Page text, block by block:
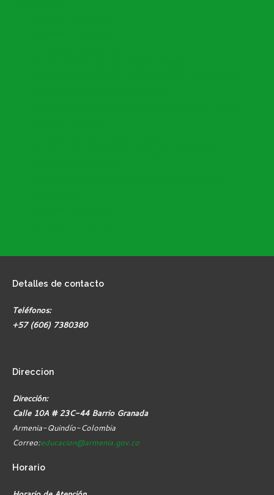
Detalles de contacto
Teléfonos:
+57 (606) 7380380
Direccion
Dirección:
Calle 10A # 23C-44 Barrio Granada
Armenia-Quindío-Colombia
Correo:educacion@armenia.gov.co
Horario